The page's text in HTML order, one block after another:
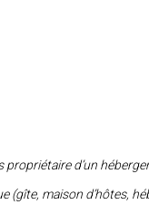
propriétaire d’un
(gîte, maison d’hôtes,